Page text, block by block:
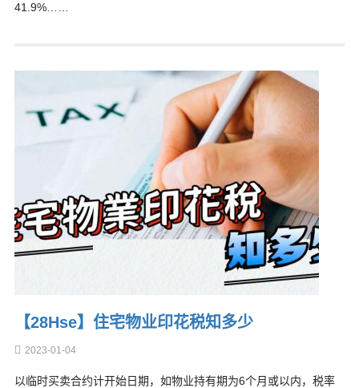
41.9%……
【28Hse】住宅物业印花税知多少
2023-01-04
以临时买卖合约计开始日期，如物业持有期为6个月或以内，税率